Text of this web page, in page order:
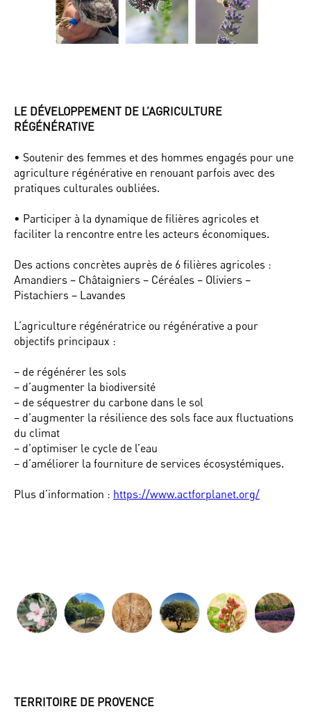
LE DÉVELOPPEMENT DE L’AGRICULTURE
RÉGÉNÉRATIVE
• Soutenir des femmes et des hommes engagés pour une
agriculture régénérative en renouant parfois avec des
pratiques culturales oubliées.
• Participer à la dynamique de filières agricoles et
faciliter la rencontre entre les acteurs économiques.
Des actions concrètes auprès de 6 filières agricoles :
Amandiers – Châtaigniers – Céréales – Oliviers –
Pistachiers – Lavandes
L’agriculture régénératrice ou régénérative a pour
objectifs principaux :
– de régénérer les sols
– d’augmenter la biodiversité
– de séquestrer du carbone dans le sol
– d’augmenter la résilience des sols face aux fluctuations
du climat
– d’optimiser le cycle de l’eau
– d’améliorer la fourniture de services écosystémiques.
Plus d’information : https://www.actforplanet.org/
TERRITOIRE DE PROVENCE